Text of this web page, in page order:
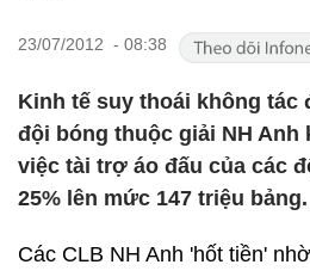
23/07/2012 - 08:38
Kinh tế suy thoái không tác
đội bóng thuộc giải NH Anh
việc tài trợ áo đấu của các
25% lên mức 147 triệu bảng.
Các CLB NH Anh 'hốt tiền'